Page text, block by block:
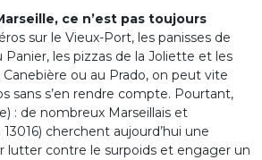
ce n’est pas toujours
sur le Vieux-Port, les panisses de
Panier, les pizzas de la Joliette et les
Canebière ou au Prado, on peut vite
sans s’en rendre compte. Pourtant,
: de nombreux Marseillais et
13016) cherchent aujourd’hui une
lutter contre le surpoids et engager un